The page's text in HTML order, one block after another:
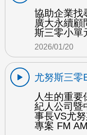
協助企業找
廣大永續顧
斯三零小單
2026/01/20
尤努斯三零
人生的重
紀人公司暨
事長VS尤
專案 FM AM